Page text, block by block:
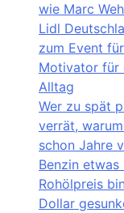
wie Marc
Lidl
zum Event
Motivator für
Alltag
Wer zu spät
verrät,
schon Jahre
Benzin
Rohölpreis
Dollar